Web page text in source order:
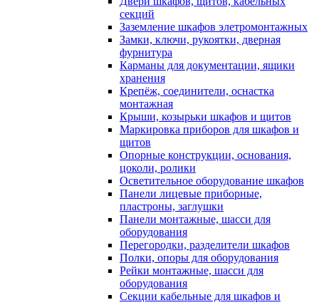
секций
Заземление шкафов элетромонтажных
Замки, ключи, рукоятки, дверная
фурнитура
Карманы для документации, ящики
хранения
Крепёж, соединители, оснастка
монтажная
Крыши, козырьки шкафов и щитов
Маркировка приборов для шкафов и
щитов
Опорные конструкции, основания,
цоколи, ролики
Осветительное оборудование шкафов
Панели лицевые приборные,
пластроны, заглушки
Панели монтажные, шасси для
оборудования
Перегородки, разделители шкафов
Полки, опоры для оборудования
Рейки монтажные, шасси для
оборудования
Секции кабельные для шкафов и